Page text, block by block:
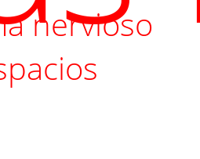
nervioso